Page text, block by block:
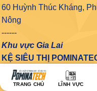
60 Huỳnh Thúc Kháng,
Nông
------
Khu vực Gia Lai
KỆ SIÊU THỊ
Địa chỉ: Số 853 Đường
Lăng, Thành Phố Pleiku,
TRANG CHỦ LĨNH VỰC